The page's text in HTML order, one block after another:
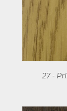
27 -